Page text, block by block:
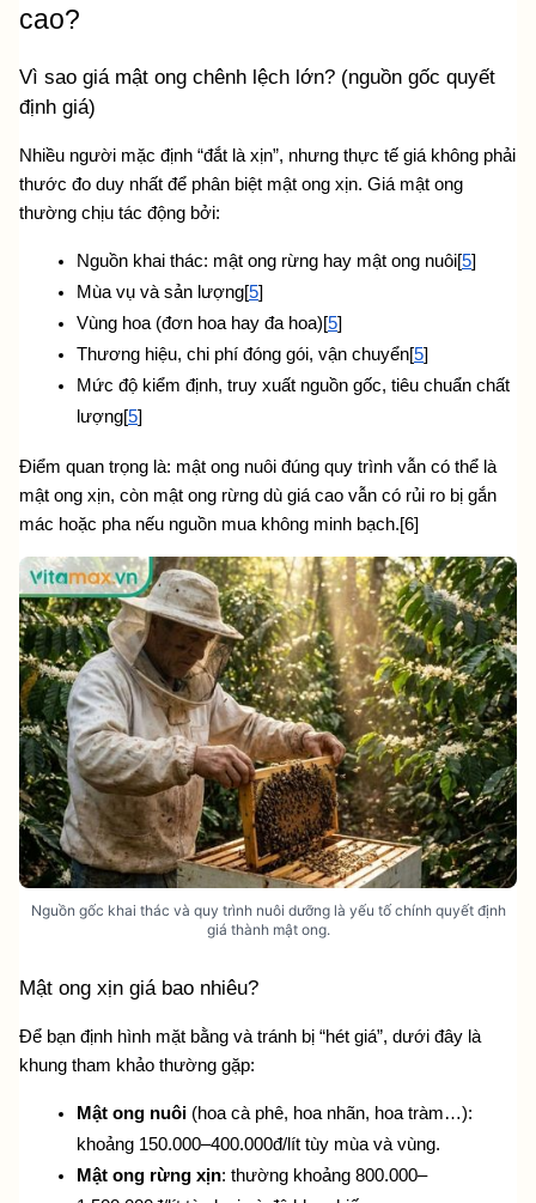
cao?
Vì sao giá mật ong chênh lệch lớn? (nguồn gốc quyết
định giá)
Nhiều người mặc định “đắt là xịn”, nhưng thực tế giá không phải
thước đo duy nhất để phân biệt mật ong xịn. Giá mật ong
thường chịu tác động bởi:
Nguồn khai thác: mật ong rừng hay mật ong nuôi[5]
Mùa vụ và sản lượng[5]
Vùng hoa (đơn hoa hay đa hoa)[5]
Thương hiệu, chi phí đóng gói, vận chuyển[5]
Mức độ kiểm định, truy xuất nguồn gốc, tiêu chuẩn chất
lượng[5]
Điểm quan trọng là: mật ong nuôi đúng quy trình vẫn có thể là
mật ong xịn, còn mật ong rừng dù giá cao vẫn có rủi ro bị gắn
mác hoặc pha nếu nguồn mua không minh bạch.[6]
Nguồn gốc khai thác và quy trình nuôi dưỡng là yếu tố chính quyết định
giá thành mật ong.
Mật ong xịn giá bao nhiêu?
Để bạn định hình mặt bằng và tránh bị “hét giá”, dưới đây là
khung tham khảo thường gặp:
Mật ong nuôi (hoa cà phê, hoa nhãn, hoa tràm…):
khoảng 150.000–400.000đ/lít tùy mùa và vùng.
Mật ong rừng xịn: thường khoảng 800.000–